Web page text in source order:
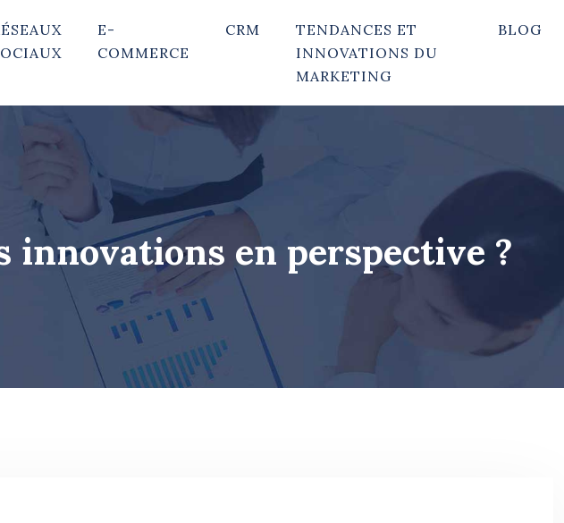
E-
COMMERCE
CRM
TENDANCES ET
INNOVATIONS DU
MARKETING
BLOG
innovations en perspective ?